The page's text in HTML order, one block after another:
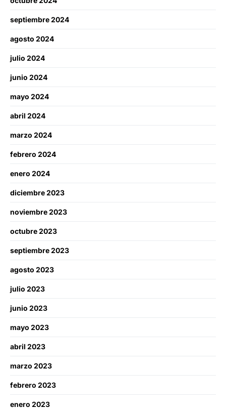
septiembre 2024
agosto 2024
julio 2024
junio 2024
mayo 2024
abril 2024
marzo 2024
febrero 2024
enero 2024
diciembre 2023
noviembre 2023
octubre 2023
septiembre 2023
agosto 2023
julio 2023
junio 2023
mayo 2023
abril 2023
marzo 2023
febrero 2023
enero 2023